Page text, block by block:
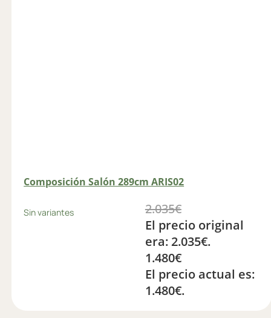
Composición Salón 289cm ARIS02
Sin variantes 2.035€
El precio original
era: 2.035€.
1.480€
El precio actual es:
1.480€.